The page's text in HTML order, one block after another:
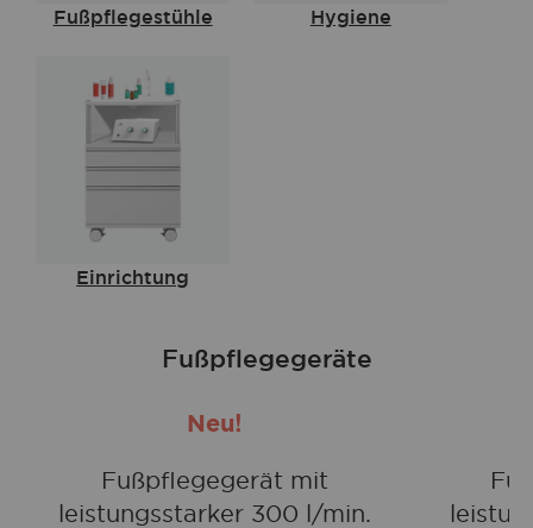
Fußpflegestühle Hygiene
Einrichtung
Fußpflegegeräte
Neu!
Fußpflegegerät mit
leistungsstarker 300 l/min.